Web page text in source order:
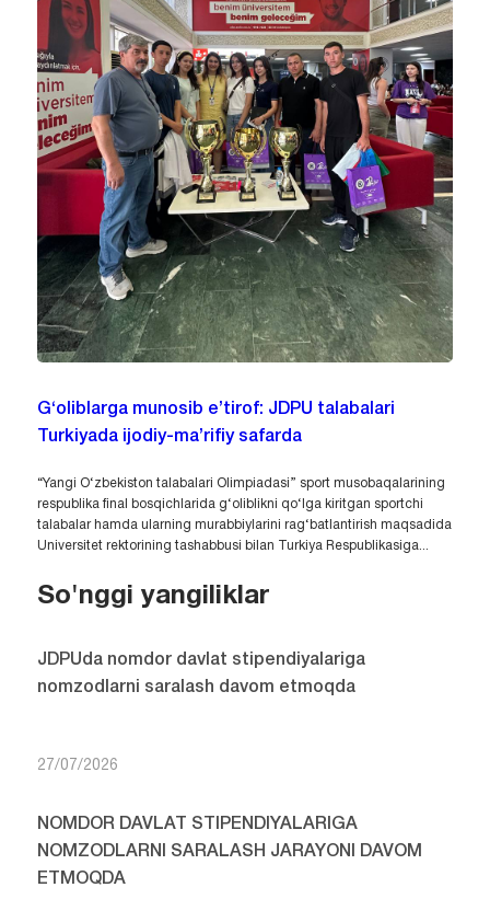
G‘oliblarga munosib e’tirof: JDPU talabalari
Turkiyada ijodiy-ma’rifiy safarda
“Yangi O‘zbekiston talabalari Olimpiadasi” sport musobaqalarining
respublika final bosqichlarida g‘oliblikni qo‘lga kiritgan sportchi
talabalar hamda ularning murabbiylarini rag‘batlantirish maqsadida
Universitet rektorining tashabbusi bilan Turkiya Respublikasiga...
So'nggi yangiliklar
JDPUda nomdor davlat stipendiyalariga
nomzodlarni saralash davom etmoqda
27/07/2026
NOMDOR DAVLAT STIPENDIYALARIGA
NOMZODLARNI SARALASH JARAYONI DAVOM
ETMOQDA